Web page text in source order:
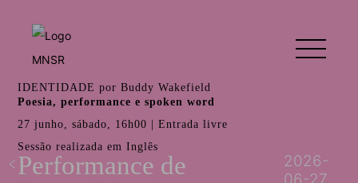
Performance de
2026-
IDENTIDADE por Buddy Wakefield
Poesia, performance e spoken word
27 junho, sábado, 16h00 | Entrada livre
Sessão realizada em Inglês